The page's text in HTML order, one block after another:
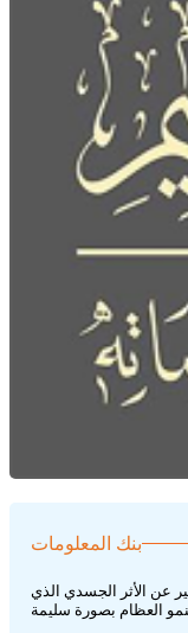
بنك المعلومات
عن الأثر الجسدي الذي